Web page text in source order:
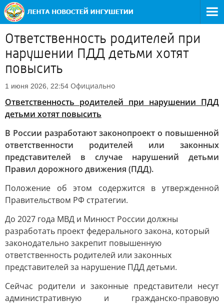
Ответственность родителей при
нарушении ПДД детьми хотят
повысить
1 июня 2026, 22:54 Официально
Ответственность родителей при нарушении ПДД
детьми хотят повысить
В России разработают законопроект о повышенной
ответственности родителей или законных
представителей в случае нарушений детьми
Правил дорожного движения (ПДД).
Положение об этом содержится в утвержденной
Правительством РФ стратегии.
До 2027 года МВД и Минюст России должны
разработать проект федерального закона, который
законодательно закрепит повышенную
ответственность родителей или законных
представителей за нарушение ПДД детьми.
Сейчас родители и законные представители несут
административную и гражданско-правовую